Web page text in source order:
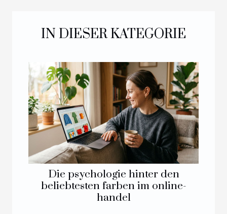
IN DIESER KATEGORIE
Die psychologie hinter den
beliebtesten farben im online-
handel